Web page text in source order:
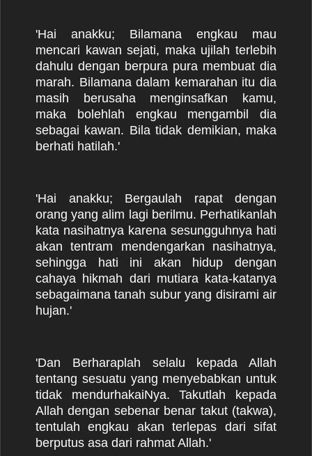
'Hai anakku; Bilamana engkau mau
mencari kawan sejati, maka ujilah terlebih
dahulu dengan berpura pura membuat dia
marah. Bilamana dalam kemarahan itu dia
masih berusaha menginsafkan kamu,
maka bolehlah engkau mengambil dia
sebagai kawan. Bila tidak demikian, maka
berhati hatilah.'
'Hai anakku; Bergaulah rapat dengan
orang yang alim lagi berilmu. Perhatikanlah
kata nasihatnya karena sesungguhnya hati
akan tentram mendengarkan nasihatnya,
sehingga hati ini akan hidup dengan
cahaya hikmah dari mutiara kata-katanya
sebagaimana tanah subur yang disirami air
hujan.'
'Dan Berharaplah selalu kepada Allah
tentang sesuatu yang menyebabkan untuk
tidak mendurhakaiNya. Takutlah kepada
Allah dengan sebenar benar takut (takwa),
tentulah engkau akan terlepas dari sifat
berputus asa dari rahmat Allah.'